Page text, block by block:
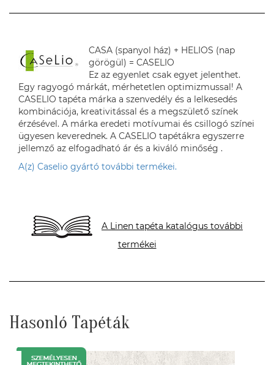
CASA (spanyol ház) + HELIOS (nap
görögül) = CASELIO
Ez az egyenlet csak egyet jelenthet.
Egy ragyogó márkát, mérhetetlen optimizmussal! A
CASELIO tapéta márka a szenvedély és a lelkesedés
kombinációja, kreativitással és a megszülető színek
érzésével. A márka eredeti motívumai és csillogó színei
ügyesen keverednek. A CASELIO tapétákra egyszerre
jellemző az elfogadható ár és a kiváló minőség .
A(z) Caselio gyártó további termékei.
A Linen tapéta katalógus további
termékei
Hasonló Tapéták